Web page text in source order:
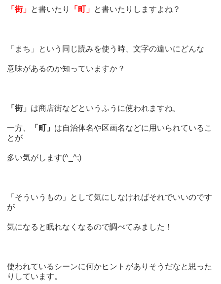
「街」 と書いたり 「町」 と書いたりしますよね？
「まち」という同じ読みを使う時、文字の違いにどんな
意味があるのか知っていますか？
「街」 は商店街などというふうに使われますね。
一方、 「町」 は自治体名や区画名などに用いられているこ
とが
多い気がします(^_^;)
「そういうもの」として気にしなければそれでいいのです
が
気になると眠れなくなるので調べてみました！
使われているシーンに何かヒントがありそうだなと思った
りしています。